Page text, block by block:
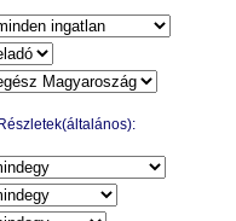
Részletek(általános):